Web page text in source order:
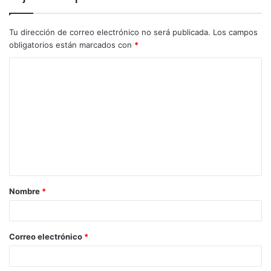
Tu dirección de correo electrónico no será publicada. Los campos
obligatorios están marcados con *
Nombre *
Correo electrónico *